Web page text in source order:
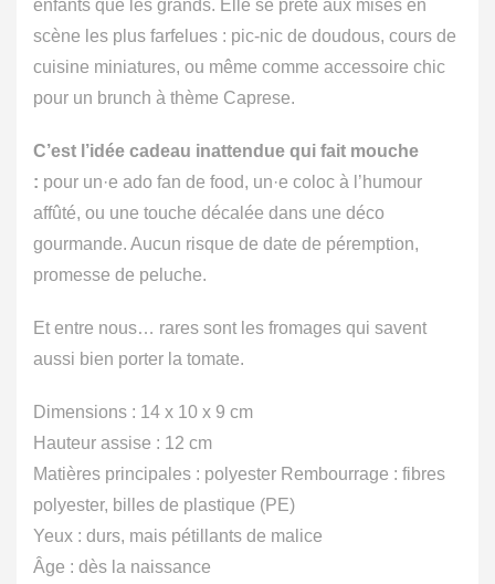
enfants que les grands. Elle se prête aux mises en
scène les plus farfelues : pic-nic de doudous, cours de
cuisine miniatures, ou même comme accessoire chic
pour un brunch à thème Caprese.
C’est l’idée cadeau inattendue qui fait mouche
: pour un·e ado fan de food, un·e coloc à l’humour
affûté, ou une touche décalée dans une déco
gourmande. Aucun risque de date de péremption,
promesse de peluche.
Et entre nous… rares sont les fromages qui savent
aussi bien porter la tomate.
Dimensions : 14 x 10 x 9 cm
Hauteur assise : 12 cm
Matières principales : polyester Rembourrage : fibres
polyester, billes de plastique (PE)
Yeux : durs, mais pétillants de malice
Âge : dès la naissance